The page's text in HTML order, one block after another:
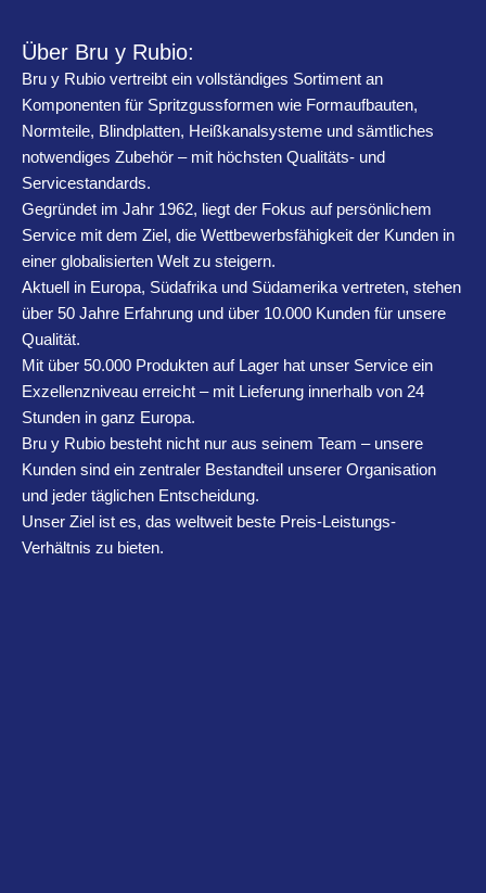
Über Bru y Rubio:
Bru y Rubio vertreibt ein vollständiges Sortiment an
Komponenten für Spritzgussformen wie Formaufbauten,
Normteile, Blindplatten, Heißkanalsysteme und sämtliches
notwendiges Zubehör – mit höchsten Qualitäts- und
Servicestandards.
Gegründet im Jahr 1962, liegt der Fokus auf persönlichem
Service mit dem Ziel, die Wettbewerbsfähigkeit der Kunden in
einer globalisierten Welt zu steigern.
Aktuell in Europa, Südafrika und Südamerika vertreten, stehen
über 50 Jahre Erfahrung und über 10.000 Kunden für unsere
Qualität.
Mit über 50.000 Produkten auf Lager hat unser Service ein
Exzellenzniveau erreicht – mit Lieferung innerhalb von 24
Stunden in ganz Europa.
Bru y Rubio besteht nicht nur aus seinem Team – unsere
Kunden sind ein zentraler Bestandteil unserer Organisation
und jeder täglichen Entscheidung.
Unser Ziel ist es, das weltweit beste Preis-Leistungs-
Verhältnis zu bieten.